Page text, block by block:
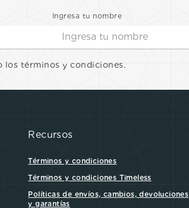
Ingresa tu nombre
los términos y condiciones.
Recursos
Términos y condiciones
Términos y condiciones Timeless
Políticas de envíos, cambios, devoluciones
y garantías